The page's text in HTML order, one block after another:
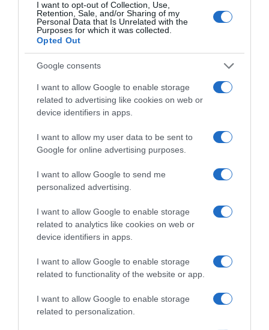
I want to opt-out of Collection, Use,
Retention, Sale, and/or Sharing of my
Personal Data that Is Unrelated with the
Purposes for which it was collected.
Opted Out
Google consents
I want to allow Google to enable storage
related to advertising like cookies on web or
device identifiers in apps.
I want to allow my user data to be sent to
Google for online advertising purposes.
I want to allow Google to send me
personalized advertising.
I want to allow Google to enable storage
related to analytics like cookies on web or
device identifiers in apps.
I want to allow Google to enable storage
related to functionality of the website or app.
I want to allow Google to enable storage
related to personalization.
ΕΛΛΑΔΑ
Υπογράφηκε η σύμβαση για τα
συστήματα αεροναυτιλίας στο νέο
Διεθνές Αεροδρόμιο Ηρακλείου –
Αναμένεται να τεθεί σε λειτουργία
τον Νοέμβριο του 2028
Δήμας: "Είμαστε στο 76% του κατασκευαστικού
αντικειμένου"